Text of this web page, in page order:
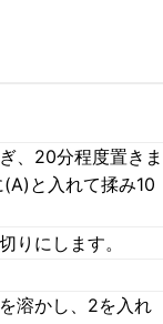
、20分程度置きま
と入れて揉み10
りにします。
溶かし、2を入れ